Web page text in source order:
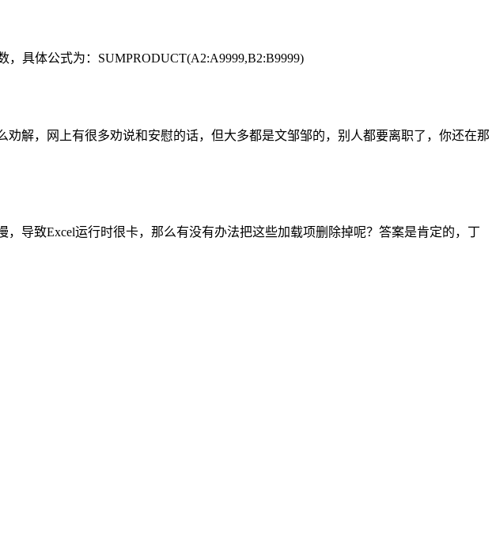
具体公式为：SUMPRODUCT(A2:A9999,B2:B9999)
解，网上有很多劝说和安慰的话，但大多都是文邹邹的，别人都要离职了，你还在那
导致Excel运行时很卡，那么有没有办法把这些加载项删除掉呢？答案是肯定的，丁